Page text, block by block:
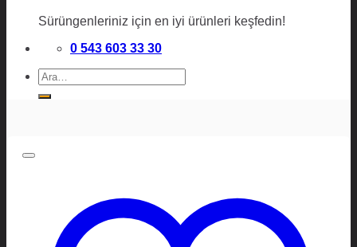
Sürüngenleriniz için en iyi ürünleri keşfedin!
0 543 603 33 30
Ara: